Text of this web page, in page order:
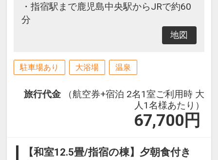
ホテル客室利用の際、寝具を利用さ
は、施設使用料を別途現地にてお支
お問い合わせください。
・指宿駅まで鹿児島中央駅からJRで約60
分
地図
駐車場あり 大浴場 温泉
旅行代金
（航空券+宿泊 2名1室ご利用時 大
人1名様あたり）
67,700 円
【和室12.5畳/指宿の棟】夕朝食付き